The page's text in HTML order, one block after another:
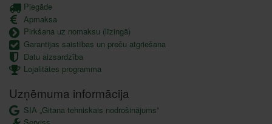
Piegāde
Apmaksa
Pirkšana uz nomaksu (līzingā)
Garantijas saistības un preču atgriešana
Datu aizsardzība
Lojalitātes programma
Uzņēmuma informācija
SIA „Gitana tehniskais nodrošinājums”